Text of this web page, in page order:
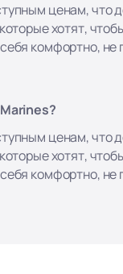
ценам, что
хотят,
комфортно, не
ценам, что
хотят,
комфортно, не